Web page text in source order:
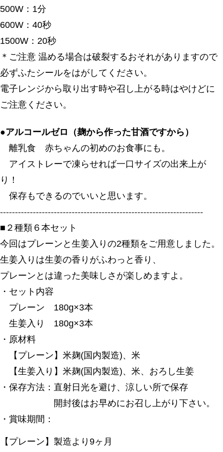
500W：1分
600W：40秒
1500W：20秒
＊ご注意 温める場合は破裂するおそれがありますので
必ずふたシールをはがしてください。
電子レンジから取り出す時や召し上がる時はやけどに
ご注意ください。
●アルコールゼロ（麹から作った甘酒ですから）
離乳食 赤ちゃんの初めのお食事にも。
アイストレーで凍らせれば一口サイズの出来上が
り！
保存もできるのでいいと思います。
--------------------------------------------------------------------
■２種類６本セット
今回はプレーンと生姜入りの2種類をご用意しました。
生姜入りは生姜の香りがふわっと香り、
プレーンとは違った美味しさが楽しめますよ。
・セット内容
プレーン 180g×3本
生姜入り 180g×3本
・原材料
【プレーン】米麹(国内製造)、米
【生姜入り】米麹(国内製造)、米、おろし生姜
・保存方法：直射日光を避け、涼しい所で保存
開封後はお早めにお召し上がり下さい。
・賞味期間：
【プレーン】製造より9ヶ月